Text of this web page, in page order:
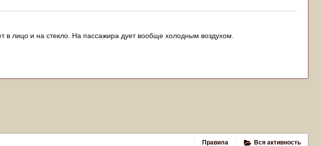
в лицо и на стекло. На пассажира дует вообще холодным воздухом.
Правила Вся активность